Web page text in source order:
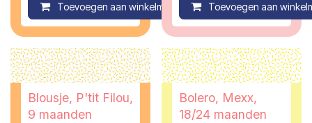
Toevoegen aan winkelmandje Compare
Toevoegen aan
Blousje, P'tit Filou,
9 maanden
Bolero, Mexx,
18/24 maanden